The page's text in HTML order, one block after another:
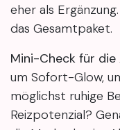
eher als
das Gesamtpaket.
Mini-Check für die
um Sofort-Glow,
möglichst ruhige
Reizpotenzial?